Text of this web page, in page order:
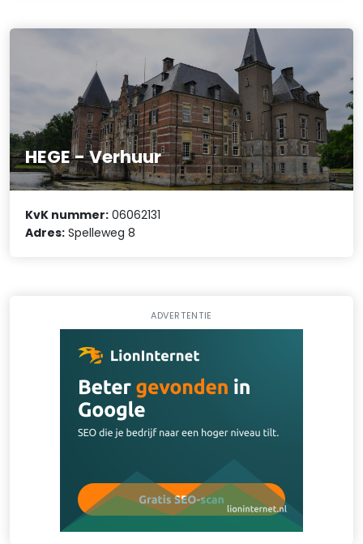
HEGE - Verhuur
KvK nummer: 06062131
Adres: Spelleweg 8
ADVERTENTIE